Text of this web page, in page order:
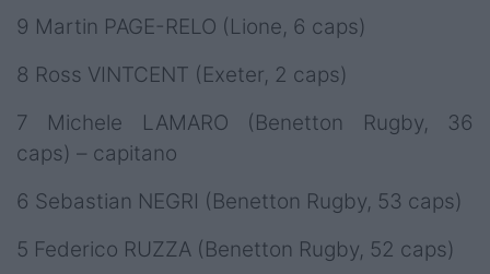
9 Martin PAGE-RELO (Lione, 6 caps)
8 Ross VINTCENT (Exeter, 2 caps)
7 Michele LAMARO (Benetton Rugby, 36
caps) – capitano
6 Sebastian NEGRI (Benetton Rugby, 53 caps)
5 Federico RUZZA (Benetton Rugby, 52 caps)